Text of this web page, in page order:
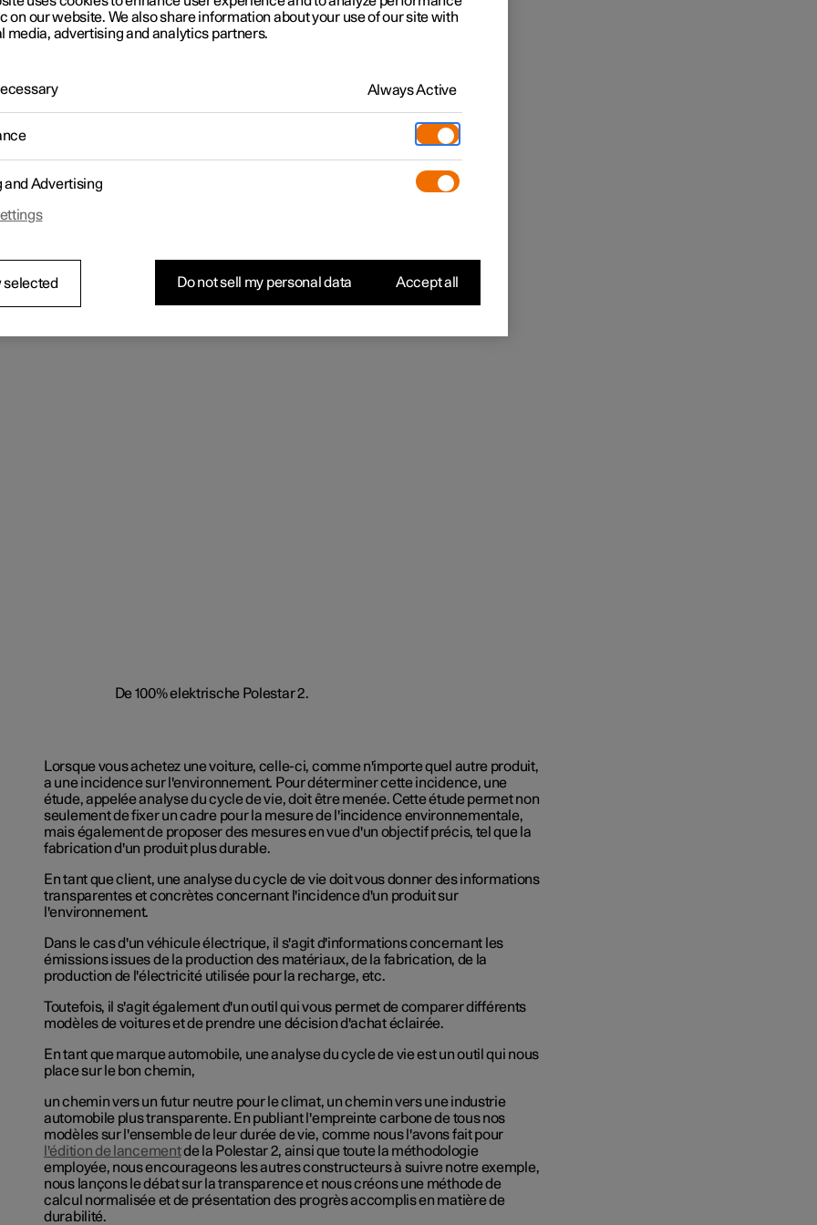
Lorsque vous achetez une voiture, celle-ci, comme n'importe quel autre produit,
a une incidence sur l'environnement. Pour déterminer cette incidence, une
étude, appelée analyse du cycle de vie, doit être menée. Cette étude permet non
seulement de fixer un cadre pour la mesure de l'incidence environnementale,
mais également de proposer des mesures en vue d'un objectif précis, tel que la
fabrication d'un produit plus durable.
En tant que client, une analyse du cycle de vie doit vous donner des informations
transparentes et concrètes concernant l'incidence d'un produit sur
l'environnement.
Dans le cas d'un véhicule électrique, il s'agit d'informations concernant les
émissions issues de la production des matériaux, de la fabrication, de la
production de l'électricité utilisée pour la recharge, etc.
Toutefois, il s'agit également d'un outil qui vous permet de comparer différents
modèles de voitures et de prendre une décision d'achat éclairée.
En tant que marque automobile, une analyse du cycle de vie est un outil qui nous
place sur le bon chemin,
un chemin vers un futur neutre pour le climat, un chemin vers une industrie
automobile plus transparente. En publiant l'empreinte carbone de tous nos
modèles sur l'ensemble de leur durée de vie, comme nous l'avons fait pour
l'édition de lancementde la Polestar 2, ainsi que toute la méthodologie
employée, nous encourageons les autres constructeurs à suivre notre exemple,
nous lançons le débat sur la transparence et nous créons une méthode de
calcul normalisée et de présentation des progrès accomplis en matière de
durabilité.
on our website. We also share information about your use of our site with
media, advertising and analytics partners.
Always Active
and Advertising
selected Do not sell my personal data Accept all